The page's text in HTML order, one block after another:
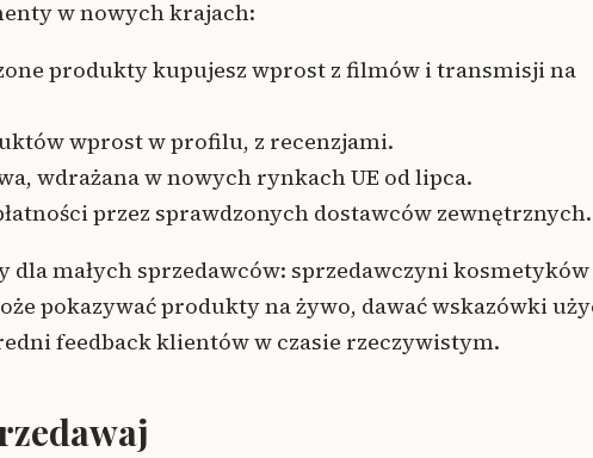
w nowych krajach:
produkty kupujesz wprost z filmów i transmisji na
wprost w profilu, z recenzjami.
wdrażana w nowych rynkach UE od lipca.
przez sprawdzonych dostawców zewnętrznych.
dla małych sprzedawców: sprzedawczyni kosmetyków
pokazywać produkty na żywo, dawać wskazówki
feedback klientów w czasie rzeczywistym.